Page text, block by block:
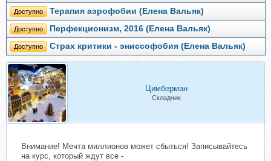
Доступно Терапия аэрофобии (Елена Вальяк)
Доступно Перфекционизм, 2016 (Елена Вальяк)
Доступно Страх критики - эниссофобия (Елена Вальяк)
Цимберман
Складчик
Внимание! Мечта миллионов может сбыться! Записывайтесь
на курс, который ждут все -